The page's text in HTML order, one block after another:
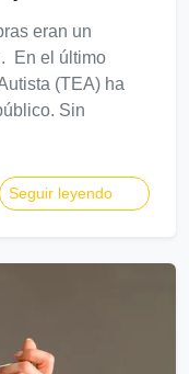
eran un
En el último
(TEA) ha
Sin
Seguir leyendo